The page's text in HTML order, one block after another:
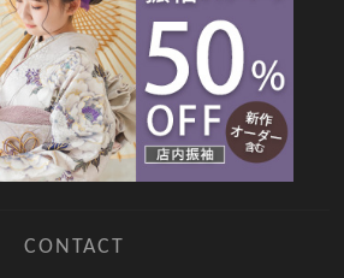
SITEMAP
新着情報
撮影メニュー
キャンペーン
衣装カタログ
よくあるご質問
お問合せ
CONTACT